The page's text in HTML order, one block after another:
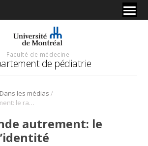
Faculté de médecine
de pédiatrie
Dans les médias /
Voir le monde autrement: le rapport à l’identité
autrement: le